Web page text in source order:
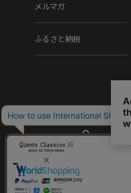
メルマガ
ふるさと納税
Copyright (C) Q.R.C